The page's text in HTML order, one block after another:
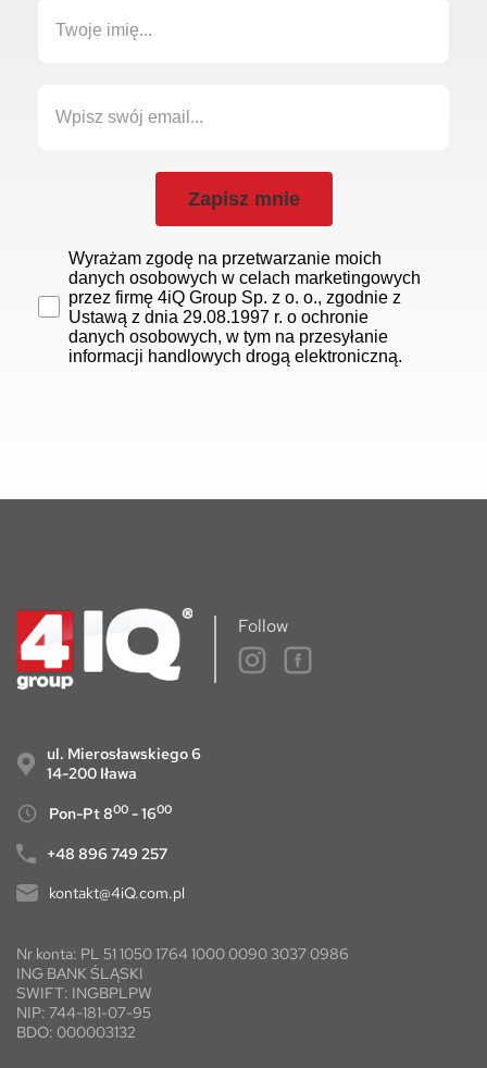
Zapisz mnie
Wyrażam zgodę na przetwarzanie moich
danych osobowych w celach marketingowych
przez firmę 4iQ Group Sp. z o. o., zgodnie z
Ustawą z dnia 29.08.1997 r. o ochronie
danych osobowych, w tym na przesyłanie
informacji handlowych drogą elektroniczną.
Follow
ul. Mierosławskiego 6
14-200 Iława
Pon-Pt 800 - 1600
+48 896 749 257
kontakt@4iQ.com.pl
Nr konta: PL 51 1050 1764 1000 0090 3037 0986
ING BANK ŚLĄSKI
SWIFT: INGBPLPW
NIP: 744-181-07-95
BDO: 000003132